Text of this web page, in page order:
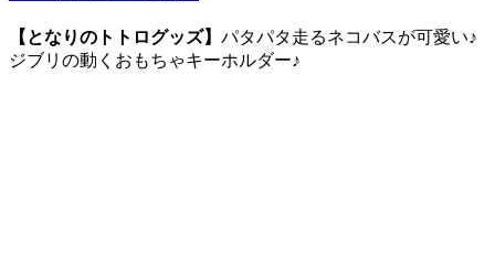
【となりのトトログッズ】 パタパタ走るネコバスが可愛い♪
ジブリの動くおもちゃキーホルダー♪